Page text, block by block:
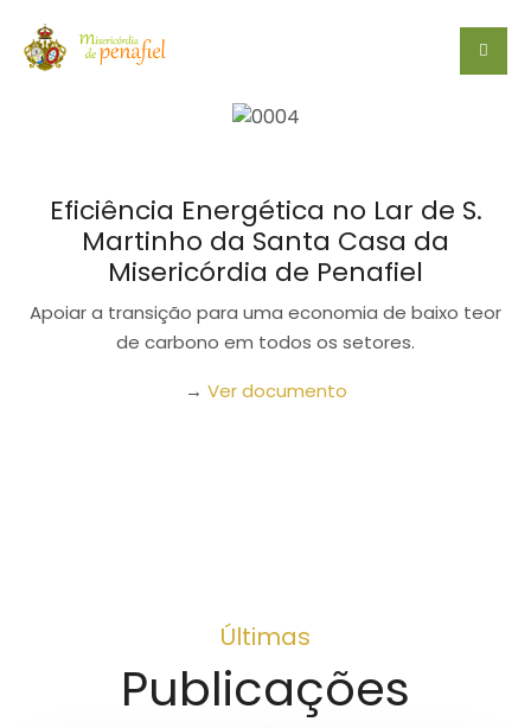
Eficiência Energética no Lar de S.
Martinho da Santa Casa da
Misericórdia de Penafiel
Apoiar a transição para uma economia de baixo teor
de carbono em todos os setores.
→ Ver documento
Últimas
Publicações